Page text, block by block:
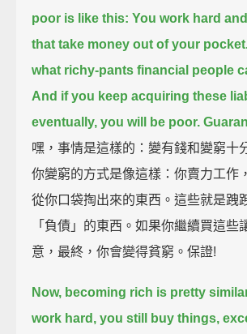
poor is like this: You work hard
that take money out of your
what richy-pants financial people
And if you keep acquiring these
eventually, you will be poor.
嘿，事情是這樣的：變有錢和變窮十
你變窮的方式是像這樣：你賣力工作
從你口袋掏出來的東西。這些就是跩
「負債」的東西。如果你繼續買這些
意，最終，你會變得貧窮。保證!
Now, becoming rich is pretty
work hard, you still buy things,